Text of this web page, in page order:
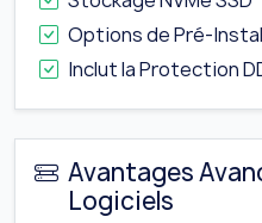
Options de Pré-
Inclut la Protection
Avantages
Logiciels